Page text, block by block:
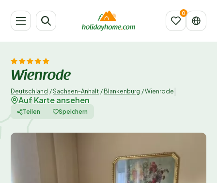
Wienrode
Deutschland /Sachsen-Anhalt / Blankenburg /Wienrode
Auf Karte ansehen
Teilen Speichern